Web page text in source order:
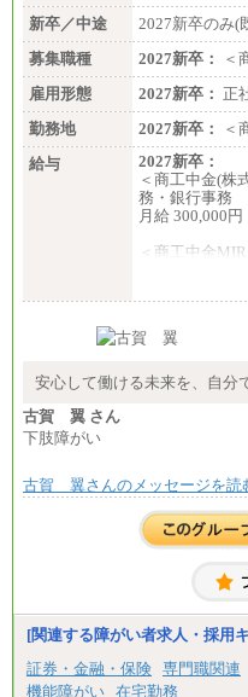
新卒／中途
2027新卒のみ(
募集職種
2027新卒：
＜
雇用形態
2027新卒： 正
勤務地
2027新卒：
＜
給与
2027新卒：
＜商工中金(
務・銀行事務
月給 300,000円
＜商工中金
安心して働ける未来を、自分
古賀 翼 さん
下肢障がい
古賀 翼さんのメッセージを読
[関連する障がい者求人・採用
証券・金融・保険 専門職関連
機能障がい 在宅勤務